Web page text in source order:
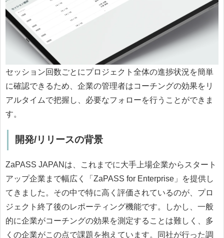
セッション回数ごとにプロジェクト全体の進捗状況を簡単
に確認できるため、企業の管理者はコーチングの効果をリ
アルタイムで把握し、必要なフォローを行うことができま
す。
開発/リリースの背景
ZaPASS JAPANは、これまでに大手上場企業からスタート
アップ企業まで幅広く「ZaPASS for Enterprise」を提供し
てきました。その中で特に高く評価されているのが、プロ
ジェクト終了後のレポーティング機能です。しかし、一般
的に企業がコーチングの効果を測定することは難しく、多
くの企業がこの点で課題を抱えています。同社が行った調